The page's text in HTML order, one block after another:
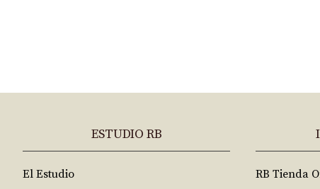
ESTUDIO RB
El Estudio
RB Tienda